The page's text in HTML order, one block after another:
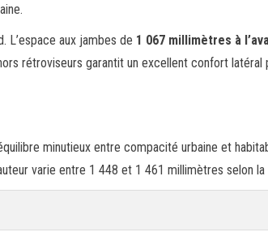
L’espace aux jambes de 1 067 millimètres à
rétroviseurs garantit un excellent confort
minutieux entre compacité urbaine et
varie entre 1 448 et 1 461 millimètres selon